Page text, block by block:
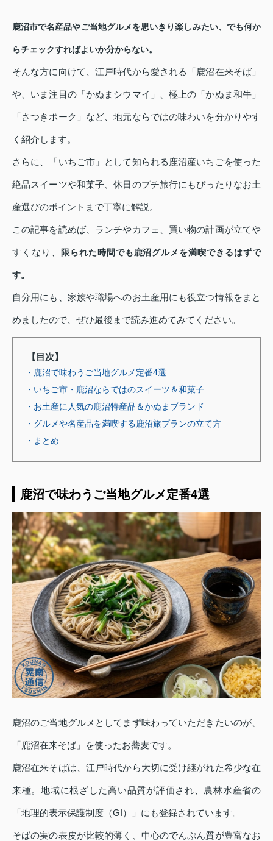
鹿沼市で名産品やご当地グルメを思いきり楽しみたい、でも何か
らチェックすればよいか分からない。
そんな方に向けて、江戸時代から愛される「鹿沼在来そば」
や、いま注目の「かぬまシウマイ」、極上の「かぬま和牛」
「さつきポーク」など、地元ならではの味わいを分かりやす
く紹介します。
さらに、「いちご市」として知られる鹿沼産いちごを使った
絶品スイーツや和菓子、休日のプチ旅行にもぴったりなお土
産選びのポイントまで丁寧に解説。
この記事を読めば、ランチやカフェ、買い物の計画が立てや
すくなり、 限られた時間でも鹿沼グルメを満喫できるはずで
す。
自分用にも、家族や職場へのお土産用にも役立つ情報をまと
めましたので、ぜひ最後まで読み進めてみてください。
【目次】
・鹿沼で味わうご当地グルメ定番4選
・いちご市・鹿沼ならではのスイーツ＆和菓子
・お土産に人気の鹿沼特産品＆かぬまブランド
・グルメや名産品を満喫する鹿沼旅プランの立て方
・まとめ
鹿沼で味わうご当地グルメ定番4選
鹿沼のご当地グルメとしてまず味わっていただきたいのが、
「鹿沼在来そば」を使ったお蕎麦です。
鹿沼在来そばは、江戸時代から大切に受け継がれた希少な在
来種。地域に根ざした高い品質が評価され、農林水産省の
「地理的表示保護制度（GI）」にも登録されています。
そばの実の表皮が比較的薄く、中心のでんぷん質が豊富なお